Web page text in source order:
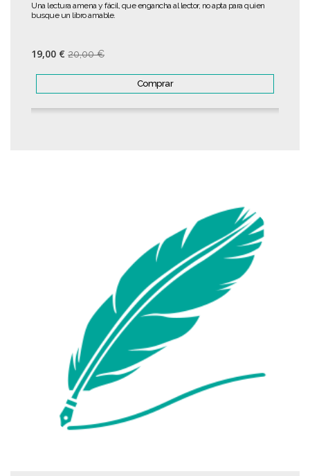
Una lectura amena y fácil, que engancha al lector, no apta para quien
busque un libro amable.
19,00 € 20,00 €
Comprar